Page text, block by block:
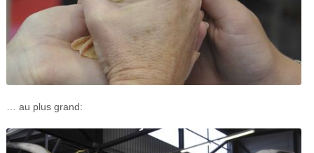
… au plus grand: